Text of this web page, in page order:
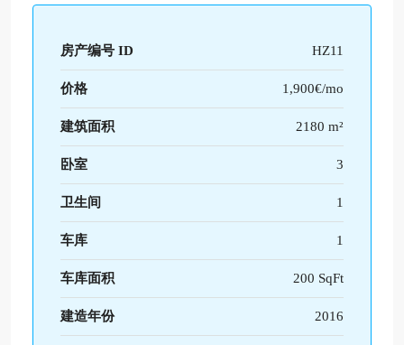
房产编号 ID HZ11
价格 1,900€/mo
建筑面积 2180 m²
卧室 3
卫生间 1
车库 1
车库面积 200 SqFt
建造年份 2016